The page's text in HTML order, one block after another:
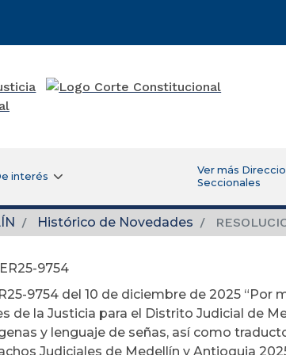
interés
Ver más
Seccionales
Histórico de Novedades
9754
9754 del 10 de diciembre de 2025 “Por
de la Justicia para el Distrito Judicial de
y lenguaje de señas, así como
Judiciales de Medellín y Antioquia